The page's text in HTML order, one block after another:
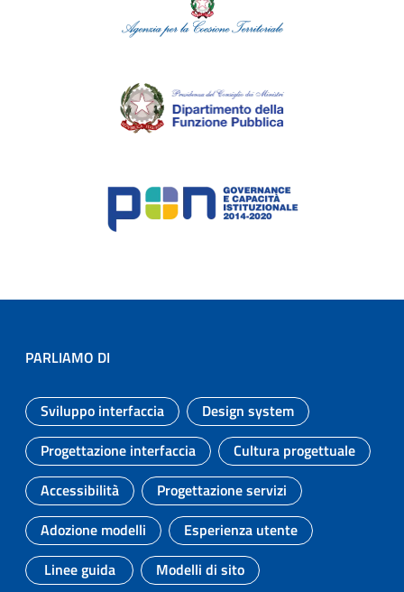
PARLIAMO DI
Argomento:
Sviluppo interfaccia
Argomento:
Design system
Argomento:
Progettazione interfaccia
Argomento:
Cultura progettuale
Argomento:
Accessibilità
Argomento:
Progettazione servizi
Argomento:
Adozione modelli
Argomento:
Esperienza utente
Argomento:
Linee guida
Argomento:
Modelli di sito